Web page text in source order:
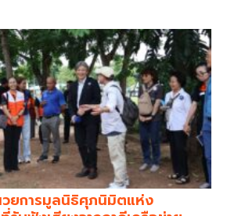
ยการมูลนิธิศุภนิมิตแห่ง